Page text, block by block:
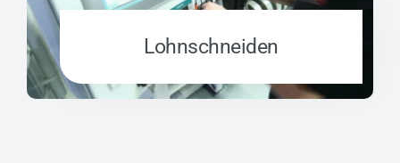
Lohn­schnei­den